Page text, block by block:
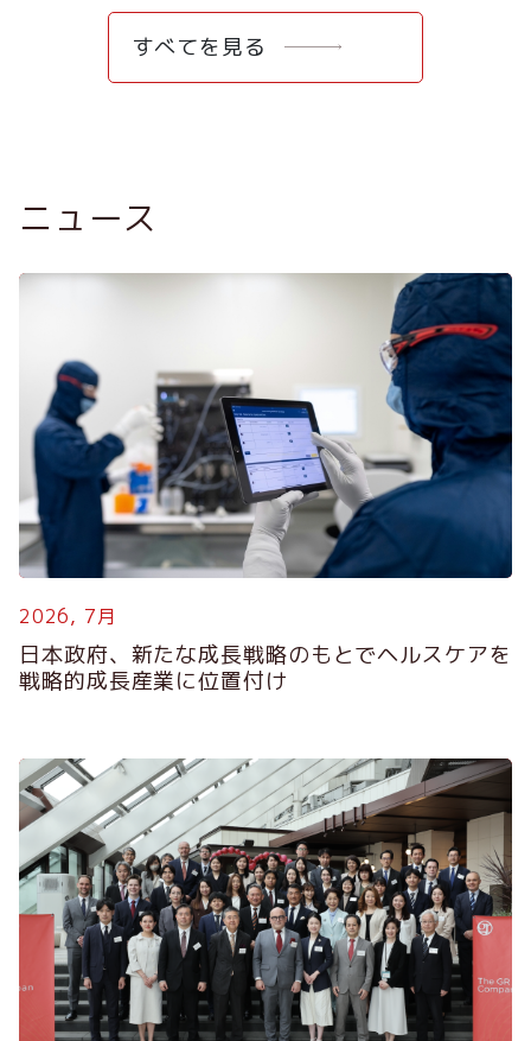
すべてを見る
ニュース
2026, 7月
日本政府、新たな成長戦略のもとでヘルスケアを
戦略的成長産業に位置付け